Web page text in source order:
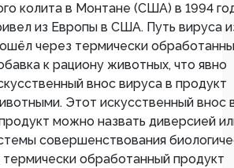
колита в Монтане (США) в 1994
из Европы в США. Путь вируса
через термически
к рациону животных, что явно
внос вируса в продукт
Этот искусственный внос
можно назвать диверсией
совершенствования
термически обработанный продукт